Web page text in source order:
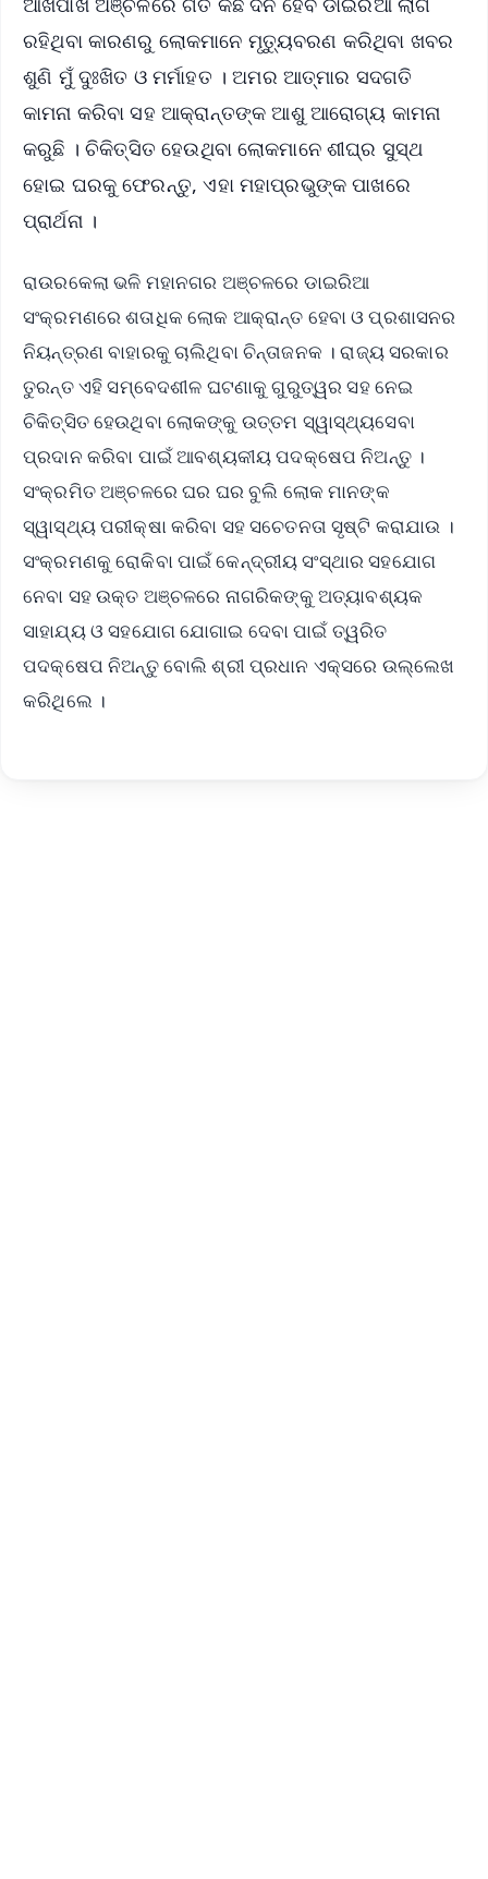
ରହିଥିବା କାରଣରୁ ଲୋକମାନେ ମୃତ୍ୟୁବରଣ କରିଥିବା ଖବର
ଶୁଣି ମୁଁ ଦୁଃଖିତ ଓ ମର୍ମାହତ । ଅମର ଆତ୍ମାର ସଦଗତି
କାମନା କରିବା ସହ ଆକ୍ରାନ୍ତଙ୍କ ଆଶୁ ଆରୋଗ୍ୟ କାମନା
କରୁଛି । ଚିକିତ୍ସିତ ହେଉଥିବା ଲୋକମାନେ ଶୀଘ୍ର ସୁସ୍ଥ
ହୋଇ ଘରକୁ ଫେରନ୍ତୁ, ଏହା ମହାପ୍ରଭୁଙ୍କ ପାଖରେ
ପ୍ରାର୍ଥନା ।
ରାଉରକେଲା ଭଳି ମହାନଗର ଅଞ୍ଚଳରେ ଡାଇରିଆ
ସଂକ୍ରମଣରେ ଶତାଧିକ ଲୋକ ଆକ୍ରାନ୍ତ ହେବା ଓ ପ୍ରଶାସନର
ନିୟନ୍ତ୍ରଣ ବାହାରକୁ ଚାଲିଥିବା ଚିନ୍ତାଜନକ । ରାଜ୍ୟ ସରକାର
ତୁରନ୍ତ ଏହି ସମ୍ବେଦଶୀଳ ଘଟଣାକୁ ଗୁରୁତ୍ୱର ସହ ନେଇ
ଚିକିତ୍ସିତ ହେଉଥିବା ଲୋକଙ୍କୁ ଉତ୍ତମ ସ୍ୱାସ୍ଥ୍ୟସେବା
ପ୍ରଦାନ କରିବା ପାଇଁ ଆବଶ୍ୟକୀୟ ପଦକ୍ଷେପ ନିଅନ୍ତୁ ।
ସଂକ୍ରମିତ ଅଞ୍ଚଳରେ ଘର ଘର ବୁଲି ଲୋକ ମାନଙ୍କ
ସ୍ୱାସ୍ଥ୍ୟ ପରୀକ୍ଷା କରିବା ସହ ସଚେତନତା ସୃଷ୍ଟି କରାଯାଉ ।
ସଂକ୍ରମଣକୁ ରୋକିବା ପାଇଁ କେନ୍ଦ୍ରୀୟ ସଂସ୍ଥାର ସହଯୋଗ
ନେବା ସହ ଉକ୍ତ ଅଞ୍ଚଳରେ ନାଗରିକଙ୍କୁ ଅତ୍ୟାବଶ୍ୟକ
ସାହାଯ୍ୟ ଓ ସହଯୋଗ ଯୋଗାଇ ଦେବା ପାଇଁ ତ୍ୱରିତ
ପଦକ୍ଷେପ ନିଅନ୍ତୁ ବୋଲି ଶ୍ରୀ ପ୍ରଧାନ ଏକ୍ସରେ ଉଲ୍ଲେଖ
କରିଥିଲେ ।